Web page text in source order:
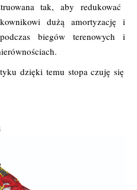
tak, aby redukować
dużą amortyzację i
biegów terenowych i
dzięki temu stopa czuję się